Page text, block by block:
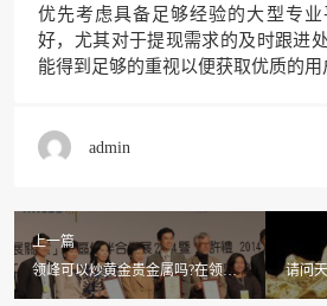
优先考虑具备足够经验的大型专
好，尤其对于提现需求的及时跟进
能得到足够的重视以便获取优质的用
admin
上一篇
领峰可以炒黄金贵金属吗?在领峰
炒黄金贵金属安全吗?
请问